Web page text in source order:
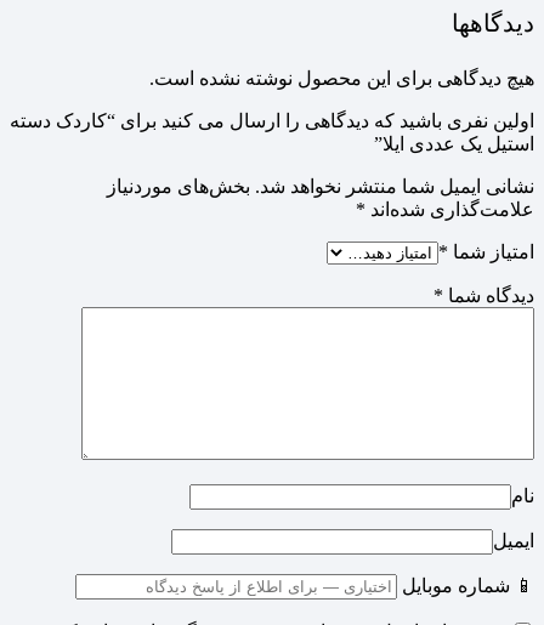
دیدگاهها
هیچ دیدگاهی برای این محصول نوشته نشده است.
اولین نفری باشید که دیدگاهی را ارسال می کنید برای “کاردک دسته
استیل یک عددی ایلا”
نشانی ایمیل شما منتشر نخواهد شد. بخش‌های موردنیاز
علامت‌گذاری شده‌اند *
امتیاز شما *
دیدگاه شما *
نام
ایمیل
📱 شماره موبایل